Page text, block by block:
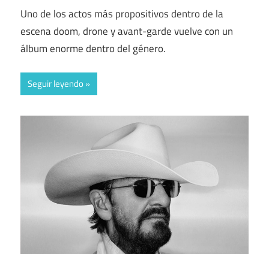
Uno de los actos más propositivos dentro de la
escena doom, drone y avant-garde vuelve con un
álbum enorme dentro del género.
Seguir leyendo